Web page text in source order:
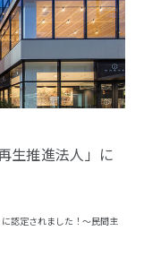
生推進法人」に
認定されました！〜民間主